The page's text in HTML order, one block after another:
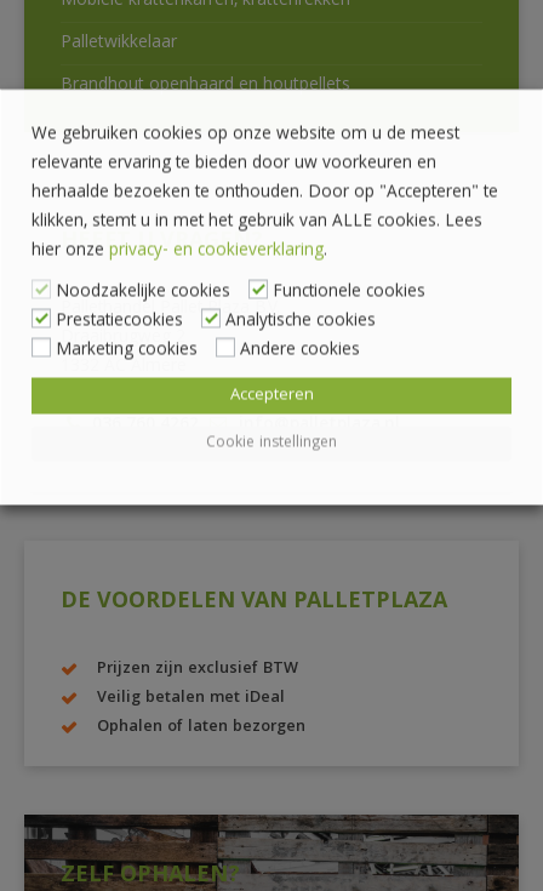
Palletwikkelaar
Brandhout openhaard en houtpellets
HEEFT U VRAGEN?
Pallethandel Pallet Plaza B.V.
Draaibrugweg 2
1332 AC Almere
DE VOORDELEN VAN PALLETPLAZA
Prijzen zijn exclusief BTW
Veilig betalen met iDeal
Ophalen of laten bezorgen
ZELF OPHALEN?
We gebruiken cookies op onze website om u de meest
relevante ervaring te bieden door uw voorkeuren en
herhaalde bezoeken te onthouden. Door op "Accepteren" te
klikken, stemt u in met het gebruik van ALLE cookies. Lees
hier onze privacy- en cookieverklaring.
Noodzakelijke cookies
Functionele cookies
Prestatiecookies
Analytische cookies
Marketing cookies
Andere cookies
Cookie instellingen
Accepteren